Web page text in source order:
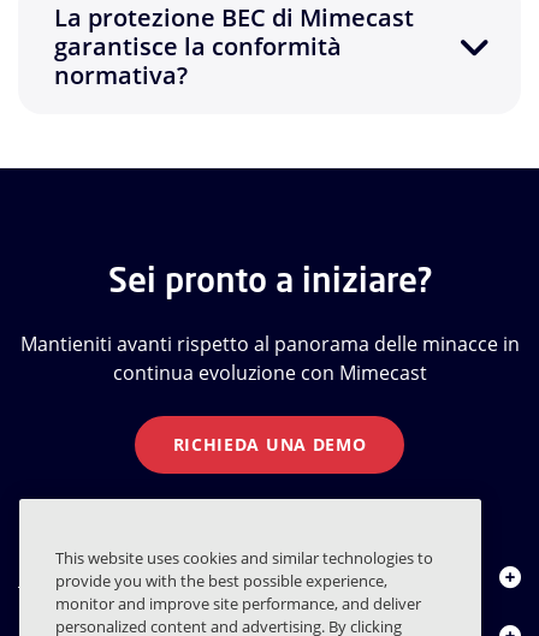
La protezione BEC di Mimecast
garantisce la conformità
normativa?
Sei pronto a iniziare?
Mantieniti avanti rispetto al panorama delle minacce in
continua evoluzione con Mimecast
RICHIEDA UNA DEMO
Chi siamo
This website uses cookies and similar technologies to
provide you with the best possible experience,
monitor and improve site performance, and deliver
personalized content and advertising. By clicking